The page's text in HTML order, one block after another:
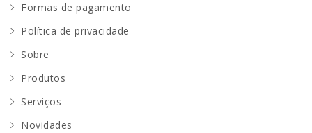
Formas de pagamento
Política de privacidade
Sobre
Produtos
Serviços
Novidades